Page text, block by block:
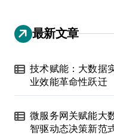
最新文章
技术赋能：大数据
业效能革命性跃迁
微服务网关赋能大
智驱动态决策新范